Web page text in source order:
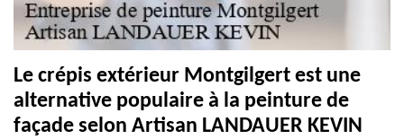
Le crépis extérieur Montgilgert est une
alternative populaire à la peinture de
façade selon Artisan LANDAUER KEVIN